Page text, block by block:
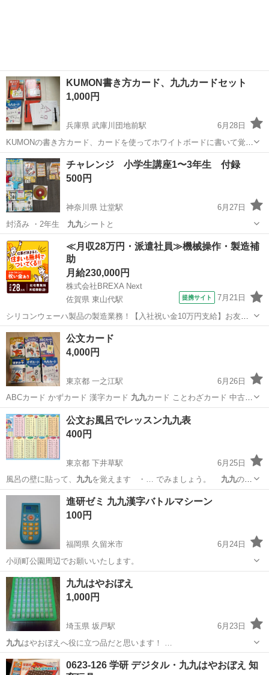
KUMON書き方カード、九九カードセット
1,000円
兵庫県 武庫川団地前駅
6月28日
KUMONの書き方カード、カードを使ってホワイトボードに書いて覚え
るようなタイプです。娘が一度使って書いてますが付属のマーカーペ
ン(2本)で簡単に消えます。ほぼ新品ですがもう使わないのでお譲りし
ます。 定価では合計4,930...
兵庫 西宮市 武庫川団地前駅 キッズ用品
チャレンジ 小学生講座1〜3年生 付録
500円
神奈川県 辻堂駅
6月27日
封済み ・2年生 九九シートと
神奈川 藤沢市 辻堂駅 おもちゃ 小学生
≪月収28万円・派遣社員≫機械操作・製造補
助
月給230,000円
株式会社BREXA Next
佐賀県 東山代駅
提携サイト 7月21日
シリコンウェーハ製品の製造業務！【入社祝い金10万円支給】お友達
やカップルとの応募OK◎年間休日129日＆休出なしでプライベート充
実♪業務はクリーンルームで快適作業◎自社正社員登用制度あり★1食
300円～の格安食堂あり！《佐...
佐賀 伊万里市 東山代駅
公文カード
4,000円
東京都 一之江駅
6月26日
ABCカード かずカード 漢字カード 九九カード ことわざカード 中古品
ですの…
東京 江戸川区 一之江駅 キッズ用品 カード
公文お風呂でレッスン九九表
400円
東京都 下井草駅
6月25日
風呂の壁に貼って、 九九を覚えます ・… でみましょう。 九九のよ
み方もかいてあ… しょう。 なお、九九と答えのよみ方は、… 習し
ましょう。
九九を暗記したら、｢目… おふろでレッスン
ょう ■対象：…
東京 杉並区 下井草駅 キッズ用品
進研ゼミ 九九漢字バトルマシーン
100円
福岡県 久留米市
6月24日
小頭町公園周辺でお願いいたします。
福岡 久留米市 おもちゃ
九九はやおぼえ
1,000円
埼玉県 坂戸駅
6月23日
九九はやおぼえへ役に立つ品だと思います！ …
埼玉 坂戸市 家具 九九
0623-126 学研 デジタル・九九はやおぼえ 知